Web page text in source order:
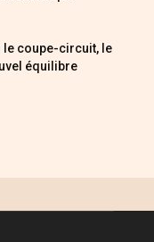
le coupe-circuit, le
équilibre